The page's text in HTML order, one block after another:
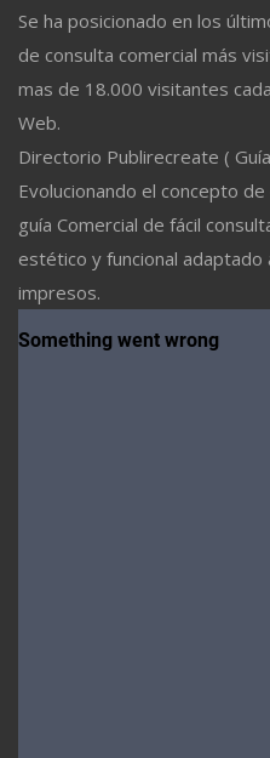
Se ha posicionado en los
de consulta comercial más
mas de 18.000 visitantes
Web.
Directorio Publirecreate (
Evolucionando el concepto
guía Comercial de fácil
estético y funcional
impresos.